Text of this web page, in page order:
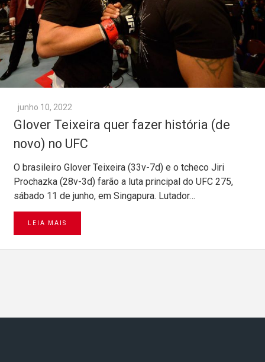
junho 10, 2022
Glover Teixeira quer fazer história (de
novo) no UFC
O brasileiro Glover Teixeira (33v-7d) e o tcheco Jiri
Prochazka (28v-3d) farão a luta principal do UFC 275,
sábado 11 de junho, em Singapura. Lutador…
LEIA MAIS